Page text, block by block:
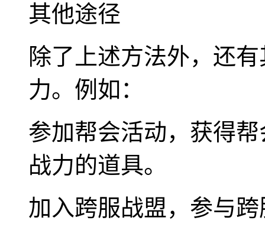
其他途径
除了上述方法外，还
力。例如：
参加帮会活动，获得
战力的道具。
加入跨服战盟，参与